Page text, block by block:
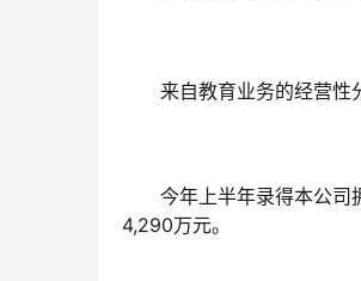
来自教育业务的经营性
今年上半年录得本公司
4,290万元。